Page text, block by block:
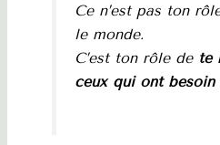
Ce n’est pas ton
le monde.
C’est ton rôle de te
ceux qui ont